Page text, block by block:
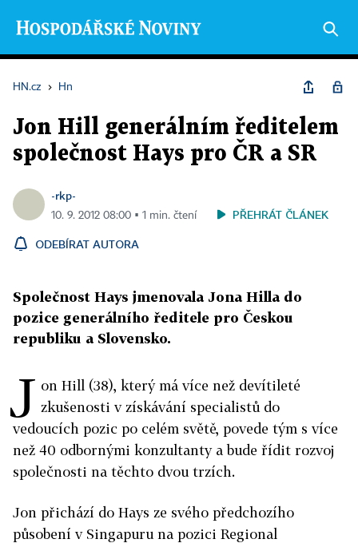
HN.cz › Hn
Jon Hill generálním ředitelem
společnost Hays pro ČR a SR
-rkp-
10. 9. 2012 08:00 ▪ 1 min. čtení PŘEHRÁT ČLÁNEK
ODEBÍRAT AUTORA
Společnost Hays jmenovala Jona Hilla do
pozice generálního ředitele pro Českou
republiku a Slovensko.
J on Hill (38), který má více než devítileté
zkušenosti v získávání specialistů do
vedoucích pozic po celém světě, povede tým s více
než 40 odbornými konzultanty a bude řídit rozvoj
společnosti na těchto dvou trzích.
Jon přichází do Hays ze svého předchozího
působení v Singapuru na pozici Regional